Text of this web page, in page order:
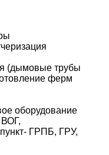
(дымовые трубы
ферм
оборудование
ВОГ,
ГРПБ, ГРУ,